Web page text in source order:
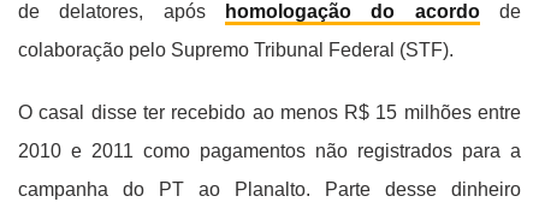
de delatores, após
homologação do acordode
colaboração pelo Supremo Tribunal Federal (STF).
O casal disse ter recebido ao menos R$ 15 milhões entre
2010 e 2011 como pagamentos não registrados para a
campanha do PT ao Planalto. Parte desse dinheiro